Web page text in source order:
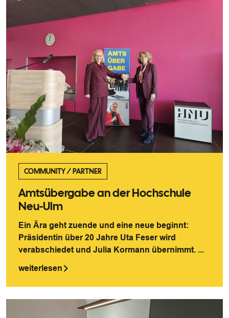
COMMUNITY/PARTNER
Amtsübergabe an der Hochschule
Neu-Ulm
Ein Ära geht zuende und eine neue beginnt:
Präsidentin über 20 Jahre Uta Feser wird
verabschiedet und Julia Kormann übernimmt. ...
weiterlesen